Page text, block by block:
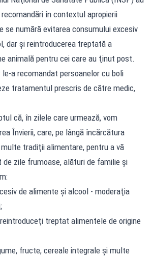
în contextul apropierii
se numără evitarea consumului excesiv
dar și reintroducerea treptată a
animală pentru cei care au ţinut post.
le-a recomandat persoanelor cu boli
tratamentul prescris de către medic,
că, în zilele care urmează, vom
Învierii, care, pe lângă încărcătura
tradiţii alimentare, pentru a vă
zile frumoase, alături de familie şi
de alimente şi alcool - moderaţia
treptat alimentele de origine
fructe, cereale integrale şi multe